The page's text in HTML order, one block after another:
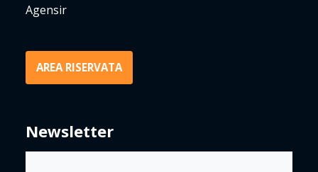
Agensir
AREA RISERVATA
Newsletter